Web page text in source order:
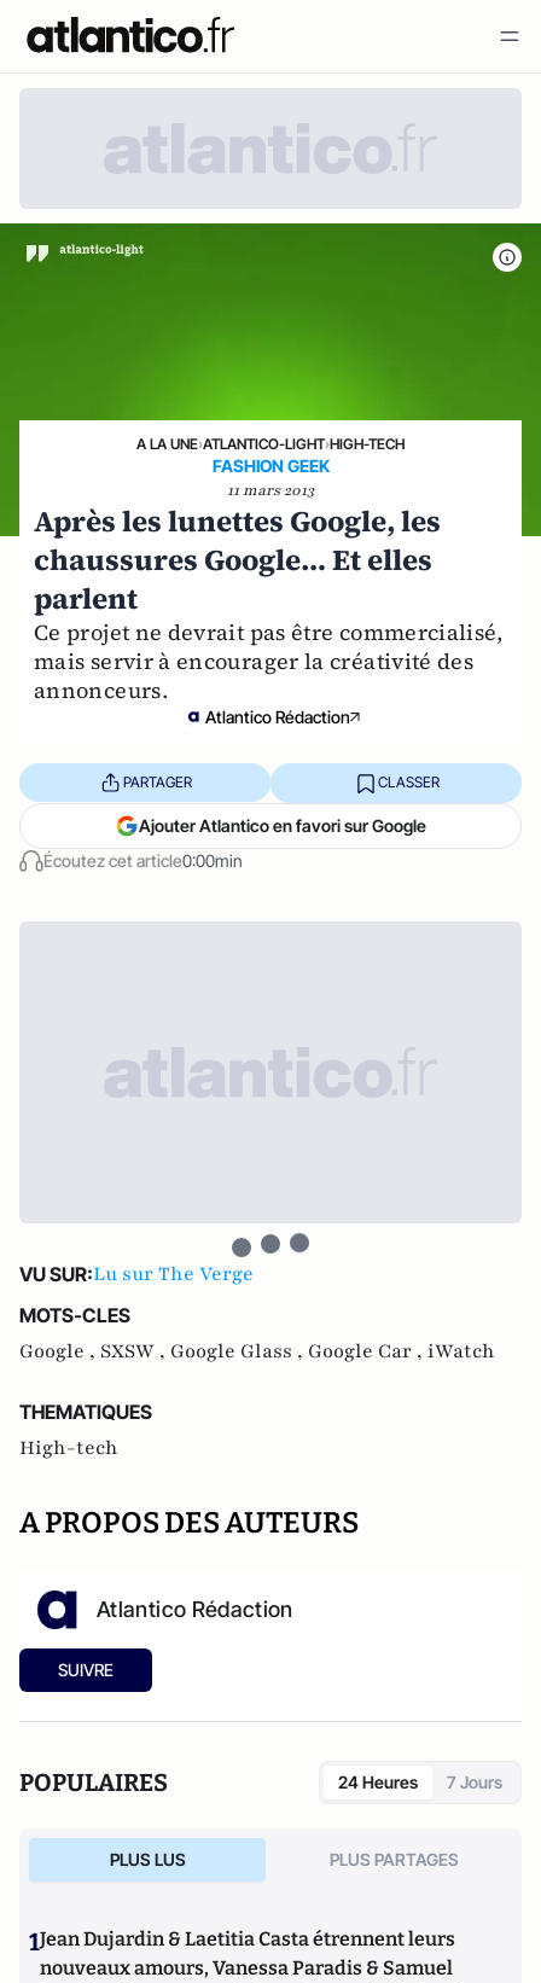
A LA UNE›ATLANTICO-LIGHT›HIGH-TECH
FASHION GEEK
11 mars 2013
Après les lunettes Google, les
chaussures Google… Et elles
parlent
Ce projet ne devrait pas être commercialisé,
mais servir à encourager la créativité des
annonceurs.
Atlantico Rédaction
Écoutez cet article0:00min
PARTAGER CLASSER
Ajouter Atlantico en favori sur Google
VU SUR:Lu sur The Verge
MOTS-CLES
Google , SXSW , Google Glass , Google Car , iWatch
THEMATIQUES
High-tech
A PROPOS DES AUTEURS
Atlantico Rédaction
SUIVRE
POPULAIRES 24 Heures 7 Jours
PLUS LUS PLUS PARTAGES
1Jean Dujardin & Laetitia Casta étrennent leurs
nouveaux amours, Vanessa Paradis & Samuel